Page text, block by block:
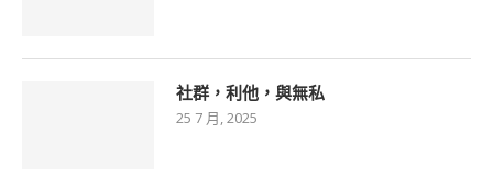
社群，利他，與無私
25 7 月, 2025